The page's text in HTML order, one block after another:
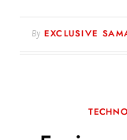
By EXCLUSIVE